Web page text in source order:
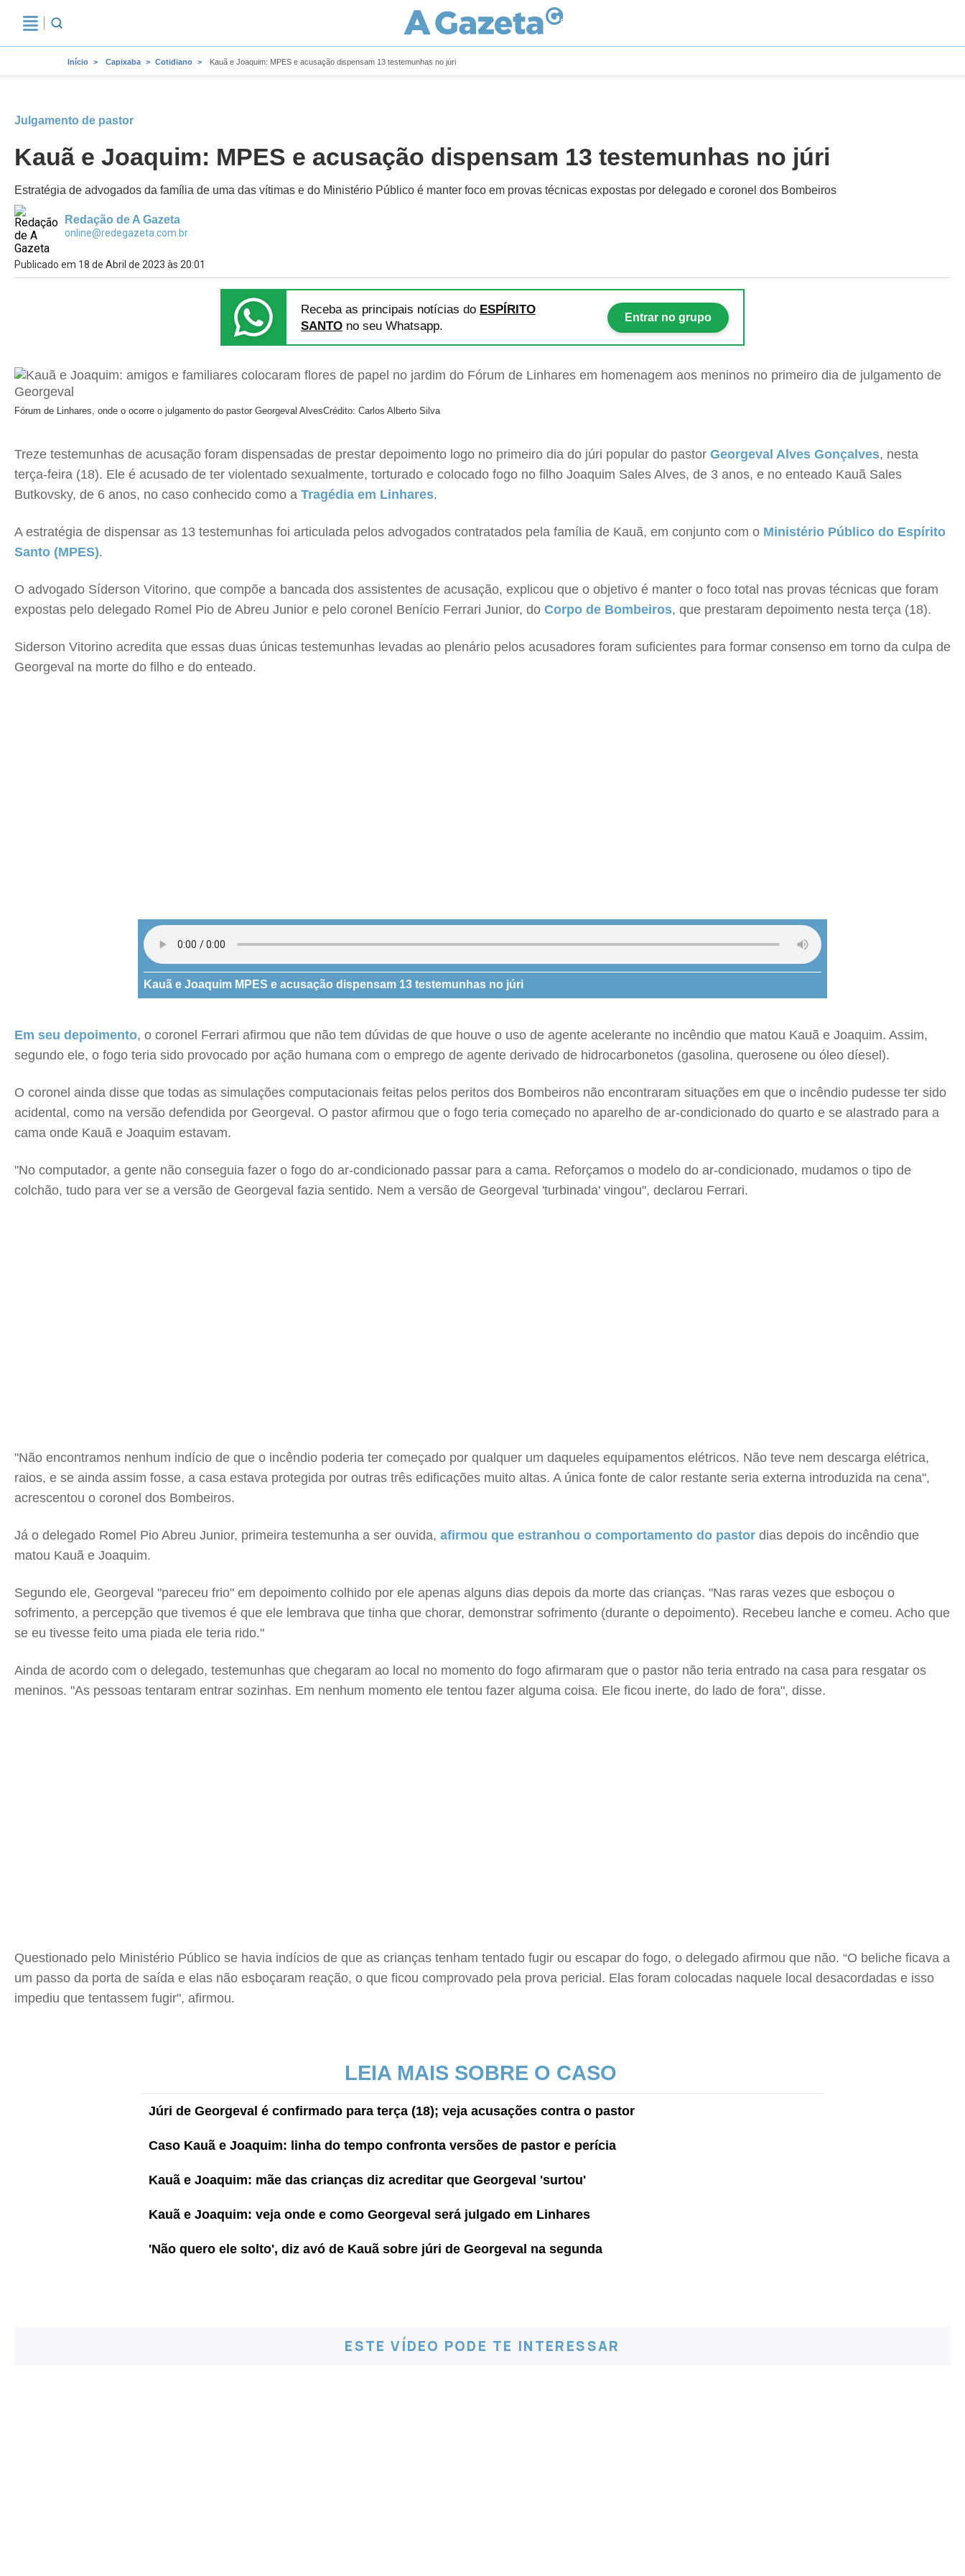
Início Capixaba Cotidiano Kauã e Joaquim: MPES e acusação dispensam 13 testemunhas no júri
Julgamento de pastor
Kauã e Joaquim: MPES e acusação dispensam 13 testemunhas no júri
Estratégia de advogados da família de uma das vítimas e do Ministério Público é manter foco em provas técnicas expostas por delegado e coronel dos Bombeiros
Redação de A Gazeta
online@redegazeta.com.br
Publicado em 18 de Abril de 2023 às 20:01
Receba as principais notícias do ESPÍRITO
SANTO no seu Whatsapp.
Entrar no grupo
Fórum de Linhares, onde o ocorre o julgamento do pastor Georgeval AlvesCrédito: Carlos Alberto Silva
Treze testemunhas de acusação foram dispensadas de prestar depoimento logo no primeiro dia do júri popular do pastor Georgeval Alves Gonçalves, nesta
terça-feira (18). Ele é acusado de ter violentado sexualmente, torturado e colocado fogo no filho Joaquim Sales Alves, de 3 anos, e no enteado Kauã Sales
Butkovsky, de 6 anos, no caso conhecido como a Tragédia em Linhares.
A estratégia de dispensar as 13 testemunhas foi articulada pelos advogados contratados pela família de Kauã, em conjunto com o Ministério Público do Espírito
Santo (MPES).
O advogado Síderson Vitorino, que compõe a bancada dos assistentes de acusação, explicou que o objetivo é manter o foco total nas provas técnicas que foram
expostas pelo delegado Romel Pio de Abreu Junior e pelo coronel Benício Ferrari Junior, do Corpo de Bombeiros, que prestaram depoimento nesta terça (18).
Siderson Vitorino acredita que essas duas únicas testemunhas levadas ao plenário pelos acusadores foram suficientes para formar consenso em torno da culpa de
Georgeval na morte do filho e do enteado.
Kauã e Joaquim MPES e acusação dispensam 13 testemunhas no júri
Em seu depoimento, o coronel Ferrari afirmou que não tem dúvidas de que houve o uso de agente acelerante no incêndio que matou Kauã e Joaquim. Assim,
segundo ele, o fogo teria sido provocado por ação humana com o emprego de agente derivado de hidrocarbonetos (gasolina, querosene ou óleo díesel).
O coronel ainda disse que todas as simulações computacionais feitas pelos peritos dos Bombeiros não encontraram situações em que o incêndio pudesse ter sido
acidental, como na versão defendida por Georgeval. O pastor afirmou que o fogo teria começado no aparelho de ar-condicionado do quarto e se alastrado para a
cama onde Kauã e Joaquim estavam.
"No computador, a gente não conseguia fazer o fogo do ar-condicionado passar para a cama. Reforçamos o modelo do ar-condicionado, mudamos o tipo de
colchão, tudo para ver se a versão de Georgeval fazia sentido. Nem a versão de Georgeval 'turbinada' vingou", declarou Ferrari.
"Não encontramos nenhum indício de que o incêndio poderia ter começado por qualquer um daqueles equipamentos elétricos. Não teve nem descarga elétrica,
raios, e se ainda assim fosse, a casa estava protegida por outras três edificações muito altas. A única fonte de calor restante seria externa introduzida na cena",
acrescentou o coronel dos Bombeiros.
Já o delegado Romel Pio Abreu Junior, primeira testemunha a ser ouvida, afirmou que estranhou o comportamento do pastor dias depois do incêndio que
matou Kauã e Joaquim.
Segundo ele, Georgeval "pareceu frio" em depoimento colhido por ele apenas alguns dias depois da morte das crianças. "Nas raras vezes que esboçou o
sofrimento, a percepção que tivemos é que ele lembrava que tinha que chorar, demonstrar sofrimento (durante o depoimento). Recebeu lanche e comeu. Acho que
se eu tivesse feito uma piada ele teria rido."
Ainda de acordo com o delegado, testemunhas que chegaram ao local no momento do fogo afirmaram que o pastor não teria entrado na casa para resgatar os
meninos. "As pessoas tentaram entrar sozinhas. Em nenhum momento ele tentou fazer alguma coisa. Ele ficou inerte, do lado de fora", disse.
Questionado pelo Ministério Público se havia indícios de que as crianças tenham tentado fugir ou escapar do fogo, o delegado afirmou que não. “O beliche ficava a
um passo da porta de saída e elas não esboçaram reação, o que ficou comprovado pela prova pericial. Elas foram colocadas naquele local desacordadas e isso
impediu que tentassem fugir", afirmou.
LEIA MAIS SOBRE O CASO
Júri de Georgeval é confirmado para terça (18); veja acusações contra o pastor
Caso Kauã e Joaquim: linha do tempo confronta versões de pastor e perícia
Kauã e Joaquim: mãe das crianças diz acreditar que Georgeval 'surtou'
Kauã e Joaquim: veja onde e como Georgeval será julgado em Linhares
'Não quero ele solto', diz avó de Kauã sobre júri de Georgeval na segunda
ESTE VÍDEO PODE TE INTERESSAR